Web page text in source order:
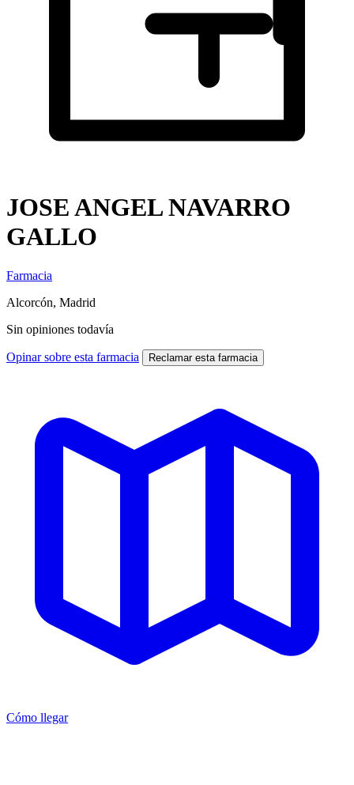
JOSE ANGEL NAVARRO
GALLO
Farmacia
Alcorcón, Madrid
Sin opiniones todavía
Opinar sobre esta farmacia Reclamar esta farmacia
Cómo llegar